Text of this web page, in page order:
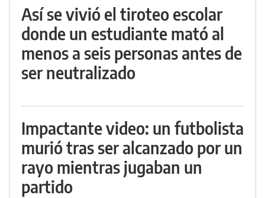
Así se vivió el tiroteo escolar
donde un estudiante mató al
menos a seis personas antes de
ser neutralizado
Impactante video: un futbolista
murió tras ser alcanzado por un
rayo mientras jugaban un
partido